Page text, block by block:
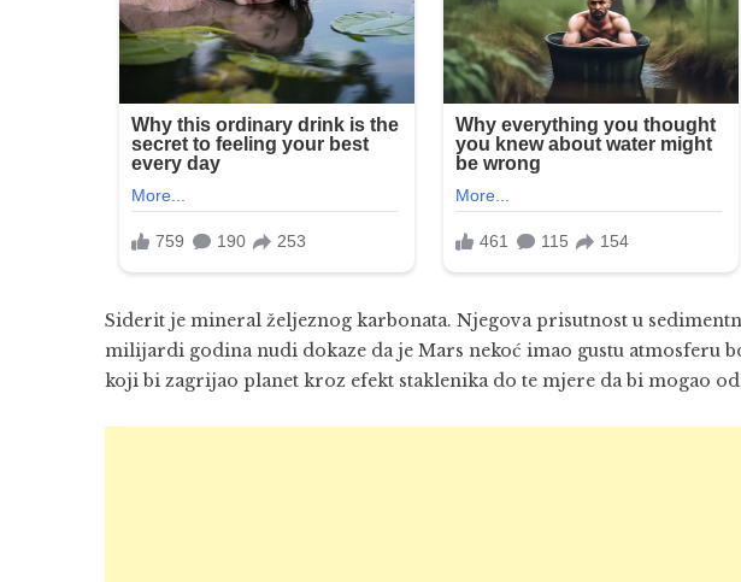
Siderit je mineral željeznog karbonata. Njegova prisutnost u
milijardi godina nudi dokaze da je Mars nekoć imao gustu atmosferu
koji bi zagrijao planet kroz efekt staklenika do te mjere da bi mogao